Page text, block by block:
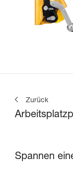
Zurück
Spannen